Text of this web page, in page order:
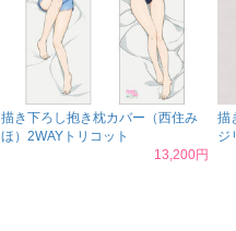
描き下ろし抱き枕カバー（西住み
ほ）2WAYトリコット
13,200円
描
ジ